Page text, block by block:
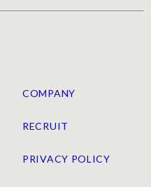
COMPANY
RECRUIT
PRIVACY POLICY